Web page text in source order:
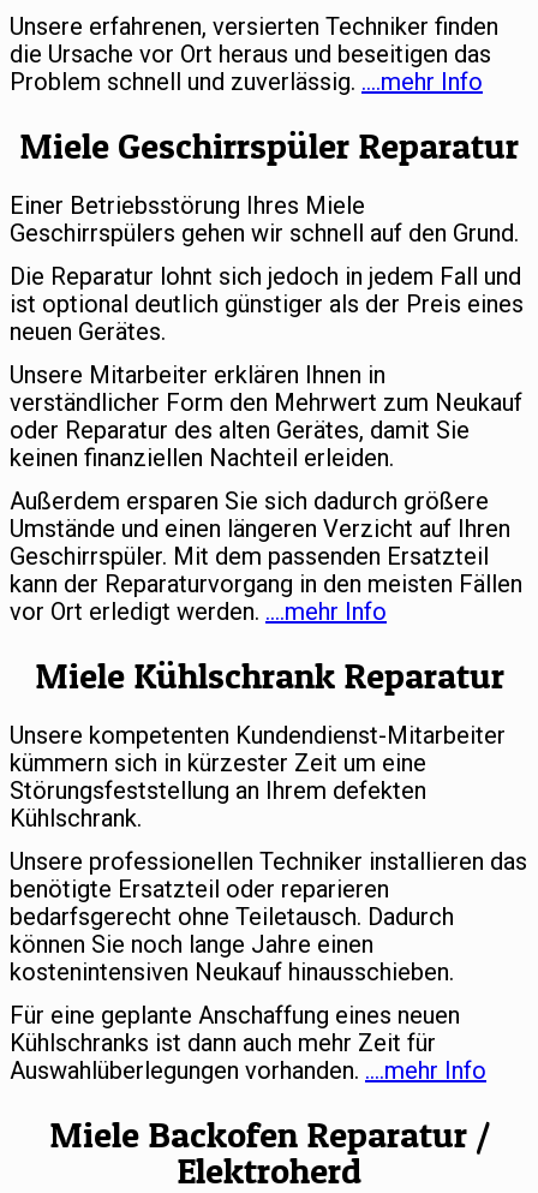
Unsere erfahrenen, versierten Techniker finden
die Ursache vor Ort heraus und beseitigen das
Problem schnell und zuverlässig. ….mehr Info
Miele Geschirrspüler Reparatur
Einer Betriebsstörung Ihres Miele
Geschirrspülers gehen wir schnell auf den Grund.
Die Reparatur lohnt sich jedoch in jedem Fall und
ist optional deutlich günstiger als der Preis eines
neuen Gerätes.
Unsere Mitarbeiter erklären Ihnen in
verständlicher Form den Mehrwert zum Neukauf
oder Reparatur des alten Gerätes, damit Sie
keinen finanziellen Nachteil erleiden.
Außerdem ersparen Sie sich dadurch größere
Umstände und einen längeren Verzicht auf Ihren
Geschirrspüler. Mit dem passenden Ersatzteil
kann der Reparaturvorgang in den meisten Fällen
vor Ort erledigt werden. ….mehr Info
Miele Kühlschrank Reparatur
Unsere kompetenten Kundendienst-Mitarbeiter
kümmern sich in kürzester Zeit um eine
Störungsfeststellung an Ihrem defekten
Kühlschrank.
Unsere professionellen Techniker installieren das
benötigte Ersatzteil oder reparieren
bedarfsgerecht ohne Teiletausch. Dadurch
können Sie noch lange Jahre einen
kostenintensiven Neukauf hinausschieben.
Für eine geplante Anschaffung eines neuen
Kühlschranks ist dann auch mehr Zeit für
Auswahlüberlegungen vorhanden. ….mehr Info
Miele Backofen Reparatur /
Elektroherd